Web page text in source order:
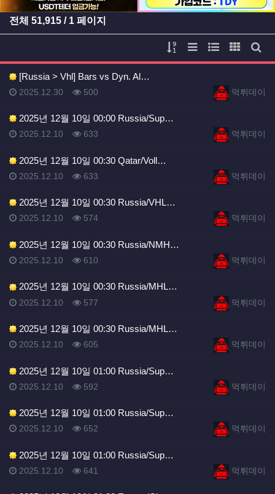
등록일 등록일
전체 51,915 / 1 페이지
게시물 정렬
리스트 스타일
웹진 스타일
갤러리
게
[Russia > Vhl] Bars vs Dyn. Al…
등록자먹튀데이
등록일
2025.12.30 조회
500
2025년 12월 10일 00:00 Russia/Sup…
등록자먹튀데이
등록일
2025.12.10 조회
633
2025년 12월 10일 00:30 Qatar/Voll…
등록자먹튀데이
등록일
2025.12.10 조회
633
2025년 12월 10일 00:30 Russia/VHL…
등록자먹튀데이
등록일
2025.12.10 조회
574
2025년 12월 10일 00:30 Russia/NMH…
등록자먹튀데이
등록일
2025.12.10 조회
610
2025년 12월 10일 00:30 Russia/MHL…
등록자먹튀데이
등록일
2025.12.10 조회
577
2025년 12월 10일 00:30 Russia/MHL…
등록자먹튀데이
등록일
2025.12.10 조회
605
2025년 12월 10일 01:00 Russia/Sup…
등록자먹튀데이
등록일
2025.12.10 조회
592
2025년 12월 10일 01:00 Russia/Sup…
등록자먹튀데이
등록일
2025.12.10 조회
652
2025년 12월 10일 01:00 Russia/Sup…
등록자먹튀데이
등록일
2025.12.10 조회
641